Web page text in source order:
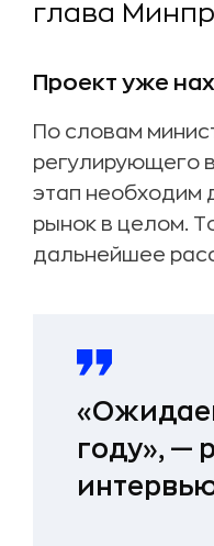
глава
Проект уже
По словам
регулирующего
этап необходим
рынок в целом.
дальнейшее
году», —